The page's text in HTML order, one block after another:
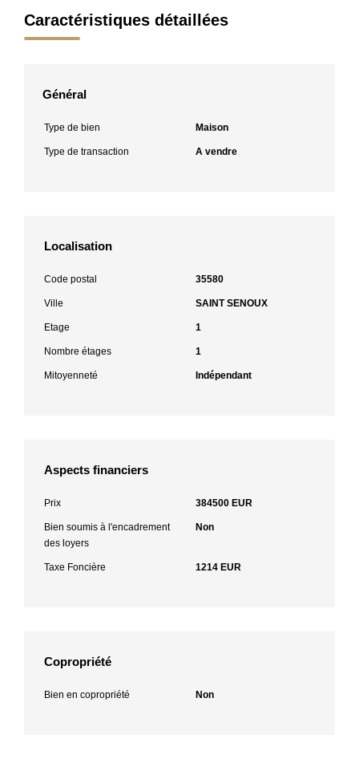
Caractéristiques détaillées
Général
Type de bien Maison
Type de transaction A vendre
Localisation
Code postal 35580
Ville SAINT SENOUX
Etage 1
Nombre étages 1
Mitoyenneté Indépendant
Aspects financiers
Prix 384500 EUR
Bien soumis à l'encadrement
des loyers
Non
Taxe Foncière 1214 EUR
Copropriété
Bien en copropriété Non